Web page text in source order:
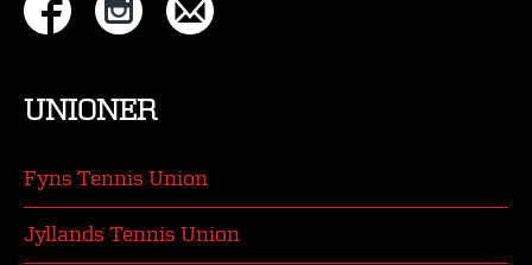
UNIONER
Fyns Tennis Union
Jyllands Tennis Union